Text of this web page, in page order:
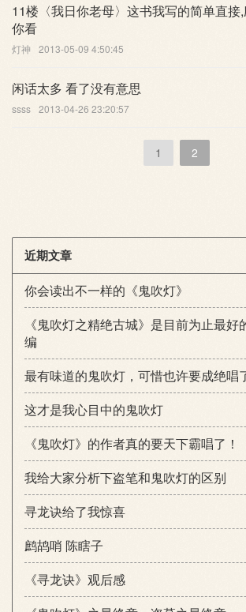
11楼〈我日你老母〉这书我写的简单直接
你看
灯神 2013-05-09 4:50:45
闲话太多 看了没有意思
ssss 2013-04-26 23:20:57
1 2
近期文章
你会读出不一样的《鬼吹灯》
《鬼吹灯之精绝古城》是目前为止最好
编
最有味道的鬼吹灯，可惜也许要成绝唱
这才是我心目中的鬼吹灯
《鬼吹灯》的作者真的要天下霸唱了！
我给大家分析下盗笔和鬼吹灯的区别
寻龙诀给了我惊喜
鹧鸪哨 陈瞎子
《寻龙诀》观后感